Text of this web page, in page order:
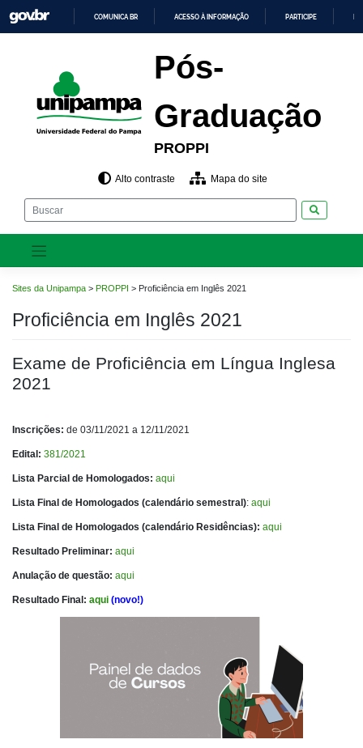
para
o
O
CONTEÚDO
COMUNICA BR ACESSO À INFORMAÇÃO PARTICIPE
Pós-
Graduação
PROPPI
Alto contraste Mapa do site
Sites da Unipampa > PROPPI > Proficiência em Inglês 2021
Proficiência em Inglês 2021
Exame de Proficiência em Língua Inglesa
2021
Inscrições: de 03/11/2021 a 12/11/2021
Edital: 381/2021
Lista Parcial de Homologados: aqui
Lista Final de Homologados (calendário semestral): aqui
Lista Final de Homologados (calendário Residências): aqui
Resultado Preliminar: aqui
Anulação de questão: aqui
Resultado Final: aqui (novo!)